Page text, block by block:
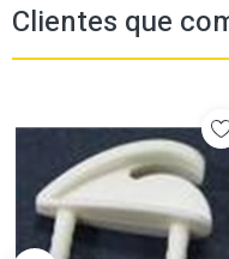
Clientes que